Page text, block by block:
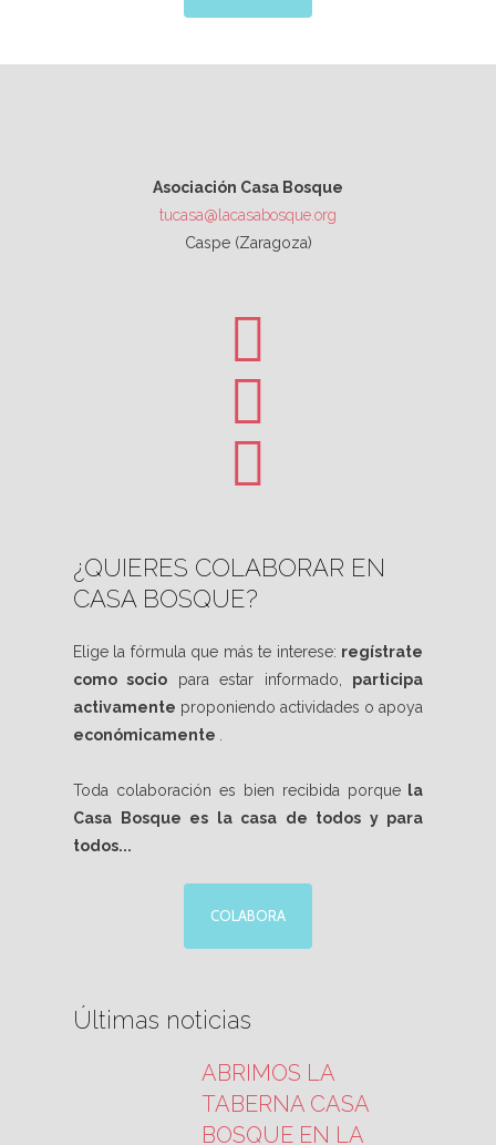
Asociación Casa Bosque
tucasa@lacasabosque.org
Caspe (Zaragoza)
¿QUIERES COLABORAR EN
CASA BOSQUE?
Elige la fórmula que más te interese: regístrate
como socio para estar informado, participa
activamente proponiendo actividades o apoya
económicamente
Toda colaboración es bien recibida porque la
Casa Bosque es la casa de todos y para
todos...
COLABORA
Últimas noticias
ABRIMOS LA
TABERNA CASA
BOSQUE EN LA